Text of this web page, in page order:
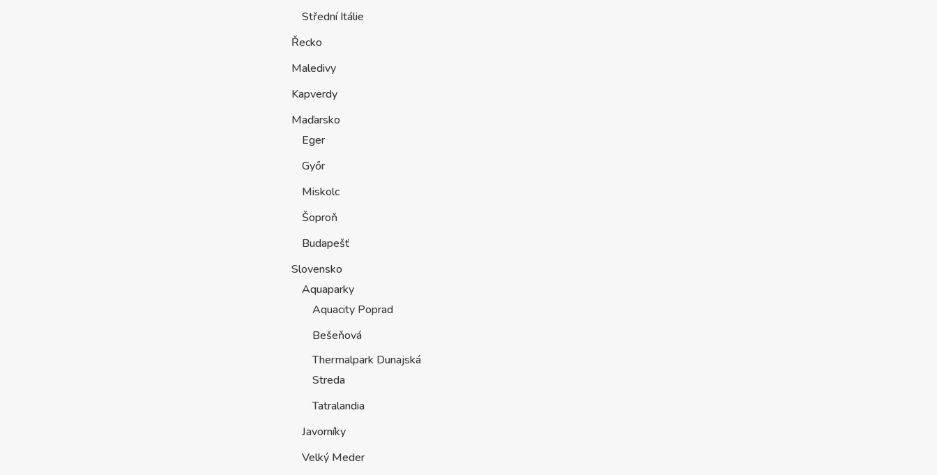
Střední Itálie
Řecko
Maledivy
Kapverdy
Maďarsko
Eger
Győr
Miskolc
Šoproň
Budapešť
Slovensko
Aquaparky
Aquacity Poprad
Bešeňová
Thermalpark Dunajská
Streda
Tatralandia
Javorníky
Velký Meder